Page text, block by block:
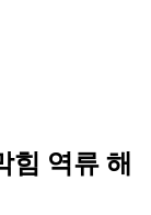
힘 역류 해